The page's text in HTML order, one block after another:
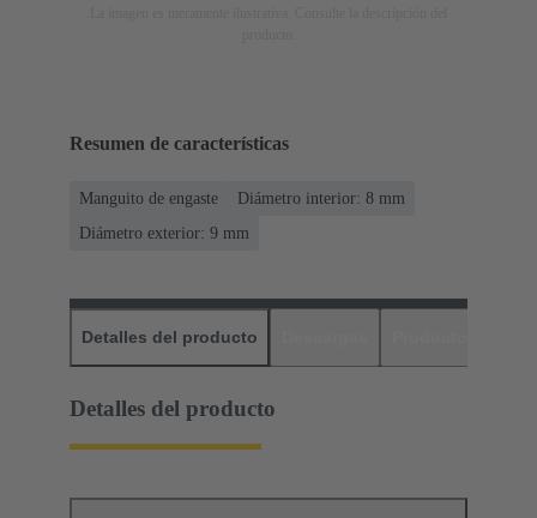
Resumen de características
Manguito de engaste
Diámetro interior: 8 mm
Diámetro exterior: ‌9 mm
Detalles del producto
Detalles del producto